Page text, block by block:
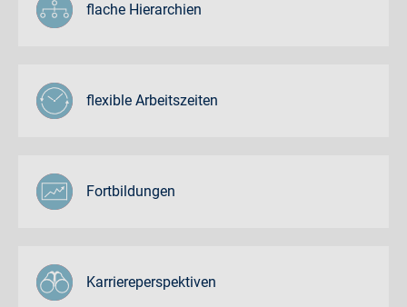
flache Hierarchien
flexible Arbeitszeiten
Fortbildungen
Karriereperspektiven